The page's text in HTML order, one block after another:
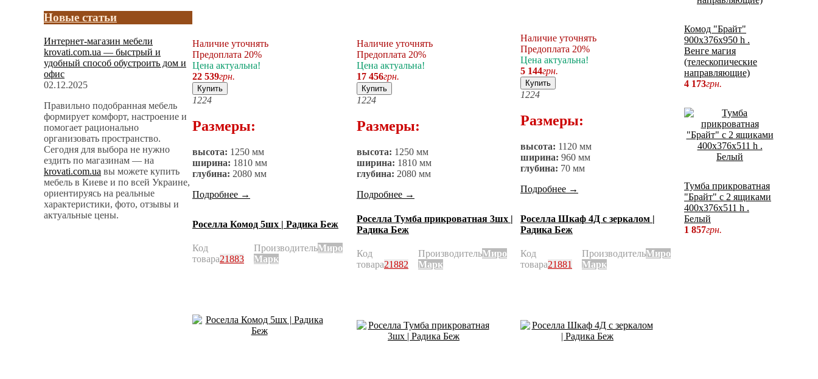
Новые статьи
Интернет-магазин мебели
krovati.com.ua — быстрый и
удобный способ обустроить дом и
офис
02.12.2025
Правильно подобранная мебель
формирует комфорт, настроение и
помогает рационально
организовать пространство.
Сегодня для выбора не нужно
ездить по магазинам — на
krovati.com.ua вы можете купить
мебель в Киеве и по всей Украине,
ориентируясь на реальные
характеристики, фото, отзывы и
актуальные цены.
Наличие уточнять
Предоплата 20%
Цена актуальна!
22 539грн.
Купить
1224
Размеры:
высота: 1250 мм
ширина: 1810 мм
глубина: 2080 мм
Подробнее →
Наличие уточнять
Предоплата 20%
Цена актуальна!
17 456грн.
Купить
1224
Размеры:
высота: 1250 мм
ширина: 1810 мм
глубина: 2080 мм
Подробнее →
Наличие уточнять
Предоплата 20%
Цена актуальна!
5 144грн.
Купить
1224
Размеры:
высота: 1120 мм
ширина: 960 мм
глубина: 70 мм
Подробнее →
Роселла Комод 5шх | Радика Беж
Код
товара21883
ПроизводительМиро
Марк
Роселла Тумба прикроватная 3шх |
Радика Беж
Код
товара21882
ПроизводительМиро
Марк
Роселла Шкаф 4Д с зеркалом |
Радика Беж
Код
товара21881
ПроизводительМиро
Марк
Комод "Брайт"
900х376х950 h .
Венге магия
(телескопические
направляющие)
4 173грн.
Тумба прикроватная
"Брайт" с 2 ящиками
400х376х511 h .
Белый
1 857грн.